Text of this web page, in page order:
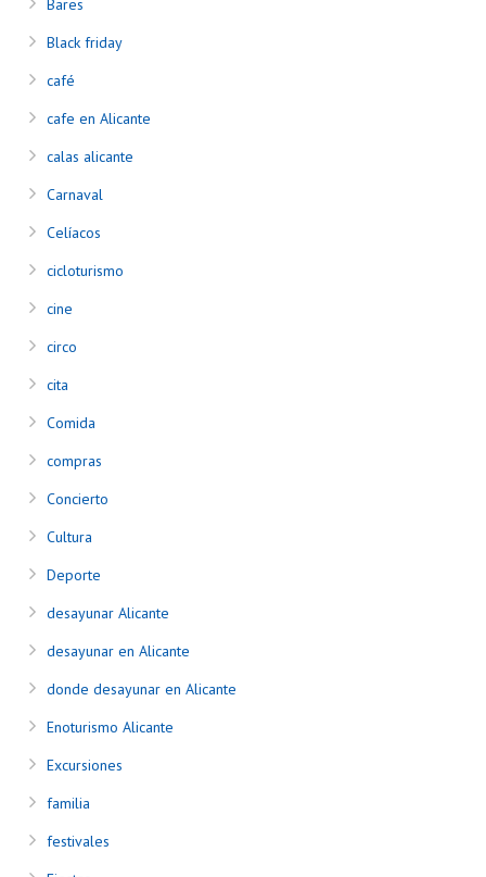
Bares
Black friday
café
cafe en Alicante
calas alicante
Carnaval
Celíacos
cicloturismo
cine
circo
cita
Comida
compras
Concierto
Cultura
Deporte
desayunar Alicante
desayunar en Alicante
donde desayunar en Alicante
Enoturismo Alicante
Excursiones
familia
festivales